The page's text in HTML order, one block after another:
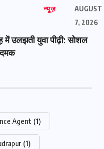
न्यूज़
AUGUST
7, 2026
उलझती युवा पीढ़ी: सोशल
Agent (1)
(1)